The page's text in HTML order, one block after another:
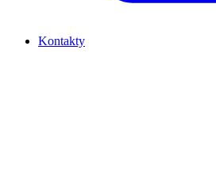
Kontakty